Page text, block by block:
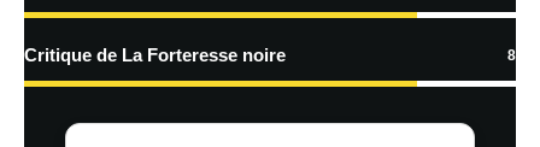
Critique de La Forteresse noire 8